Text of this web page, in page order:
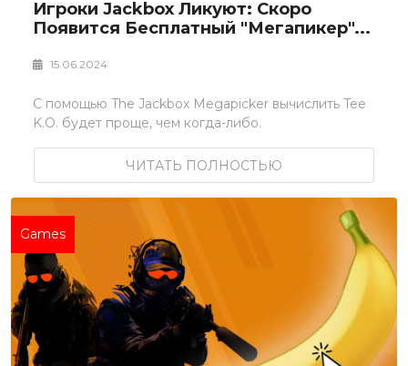
Игроки Jackbox Ликуют: Скоро
Появится Бесплатный "Мегапикер"...
15.06.2024
С помощью The Jackbox Megapicker вычислить Tee
K.O. будет проще, чем когда-либо.
ЧИТАТЬ ПОЛНОСТЬЮ
Games